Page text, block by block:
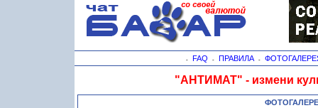
- FAQ - ПРАВИЛА-
"АНТИМАТ" - измени